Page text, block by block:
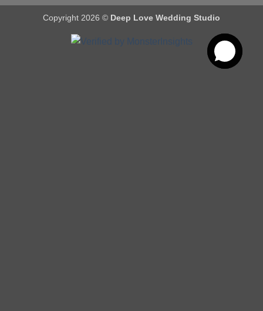
Copyright 2026 © Deep Love Wedding Studio